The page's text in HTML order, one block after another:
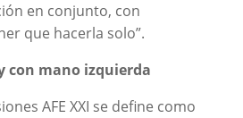
en conjunto, con
que hacerla solo”.
con mano izquierda
AFE XXI se define como